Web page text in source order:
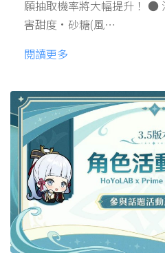
願抽取機率將大幅提升！ ●
害甜度·砂糖(風…
閱讀更多